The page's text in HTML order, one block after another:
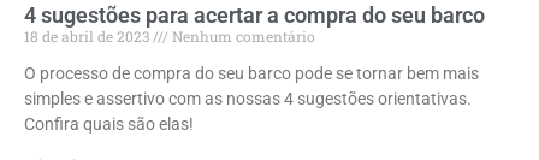
4 sugestões para acertar a compra do seu barco
18 de abril de 2023
Nenhum comentário
O processo de compra do seu barco pode se tornar bem mais
simples e assertivo com as nossas 4 sugestões orientativas.
Confira quais são elas!